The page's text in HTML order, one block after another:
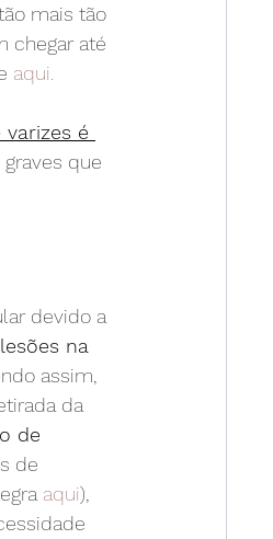
mais tão
chegar até
aqui.
é
que
devido a
na
assim,
da
de
de
aqui),